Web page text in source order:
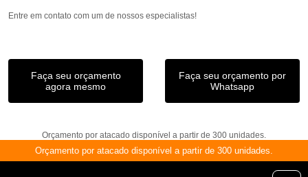
Entre em contato com um de nossos especialistas!
Faça seu orçamento
agora mesmo
Faça seu orçamento por
Whatsapp
Orçamento por atacado disponível a partir de 300 unidades.
Orçamento por atacado disponível a partir de 300 unidades.